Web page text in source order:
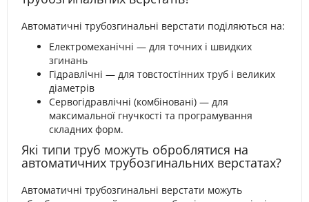
Автоматичні трубозгинальні верстати поділяються на:
Електромеханічні — для точних і швидких
згинань
Гідравлічні — для товстостінних труб і великих
діаметрів
Сервогідравлічні (комбіновані) — для
максимальної гнучкості та програмування
складних форм.
Які типи труб можуть оброблятися на
автоматичних трубозгинальних верстатах?
Автоматичні трубозгинальні верстати можуть